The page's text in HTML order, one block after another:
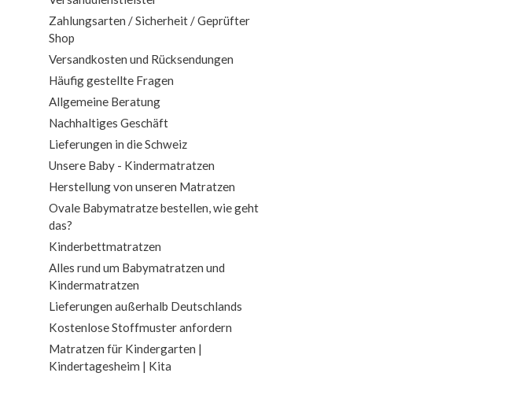
Zahlungsarten / Sicherheit / Geprüfter
Shop
Versandkosten und Rücksendungen
Häufig gestellte Fragen
Allgemeine Beratung
Nachhaltiges Geschäft
Lieferungen in die Schweiz
Unsere Baby - Kindermatratzen
Herstellung von unseren Matratzen
Ovale Babymatratze bestellen, wie geht
das?
Kinderbettmatratzen
Alles rund um Babymatratzen und
Kindermatratzen
Lieferungen außerhalb Deutschlands
Kostenlose Stoffmuster anfordern
Matratzen für Kindergarten |
Kindertagesheim | Kita